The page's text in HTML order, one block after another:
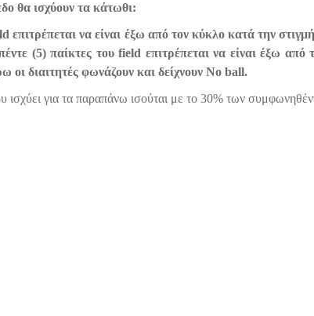
θα ισχύουν τα κάτωθι:
να είναι έξω από τον κύκλο κατά την
(5) παίκτες του field επιτρέπεται να είναι έξω από
διαιτητές φωνάζουν και δείχνουν Νo ball.
για τα παραπάνω ισούται με το 30% των